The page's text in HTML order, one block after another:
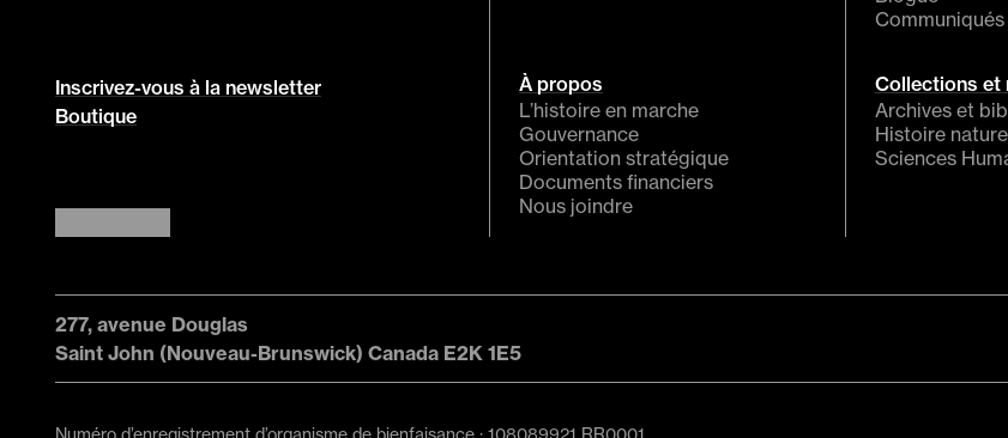
Inscrivez-vous à la newsletter
Boutique
À propos
L’histoire en marche
Gouvernance
Orientation stratégique
Documents financiers
Nous joindre
Collections et
Archives et
Histoire
Sciences
277, avenue Douglas
Saint John (Nouveau-Brunswick) Canada E2K 1E5